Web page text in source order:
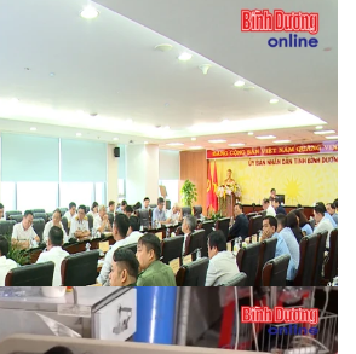
NQ/TW của Bộ Chính trị: kỳ vọng
doanh nghiệp tư nhân